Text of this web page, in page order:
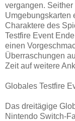
vergangen.
Umgebungskarten
Charaktere des
Testfire Event
einen
Überraschungen
Zeit auf weitere
Globales Testfire
Das dreitägige
Nintendo Switch-